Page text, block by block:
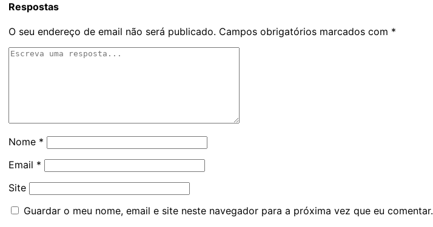
Respostas
O seu endereço de email não será publicado. Campos obrigatórios marcados com *
Nome *
Email *
Site
Guardar o meu nome, email e site neste navegador para a próxima vez que eu comentar.